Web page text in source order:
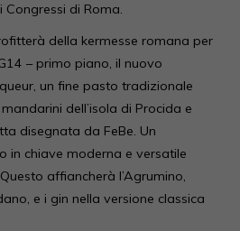
Congressi di Roma.
della kermesse romana per
– primo piano, il nuovo
un fine pasto tradizionale
dell’isola di Procida e
disegnata da FeBe. Un
in chiave moderna e versatile
affiancherà l’Agrumino,
e i gin nella versione classica